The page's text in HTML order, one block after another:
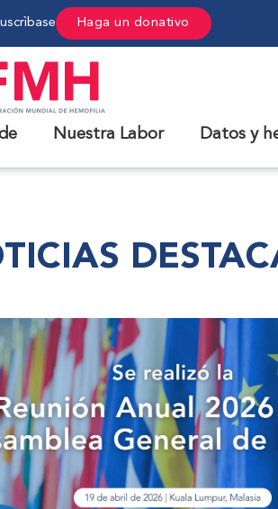
Haga un donativo
Nuestra Labor Datos y